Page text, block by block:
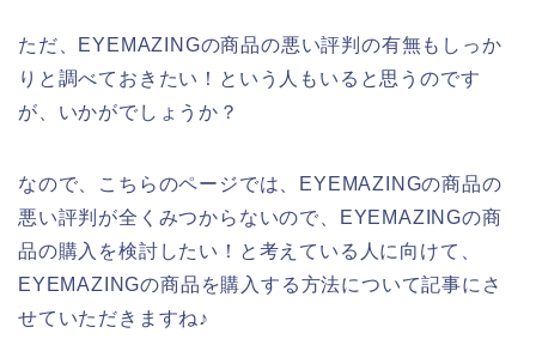
ただ、EYEMAZINGの商品の悪い評判の有無もしっか
りと調べておきたい！という人もいると思うのです
が、いかがでしょうか？
なので、こちらのページでは、EYEMAZINGの商品の
悪い評判が全くみつからないので、EYEMAZINGの商
品の購入を検討したい！と考えている人に向けて、
EYEMAZINGの商品を購入する方法について記事にさ
せていただきますね♪